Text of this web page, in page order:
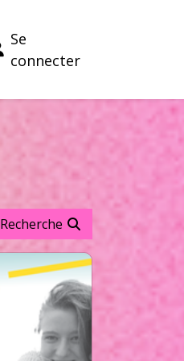
Se
connecter
Recherche